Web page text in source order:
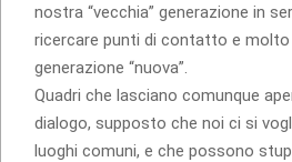
nostra “vecchia” generazione in
ricercare punti di contatto e
generazione “nuova”.
Quadri che lasciano comunque
dialogo, supposto che noi ci si
luoghi comuni, e che possono